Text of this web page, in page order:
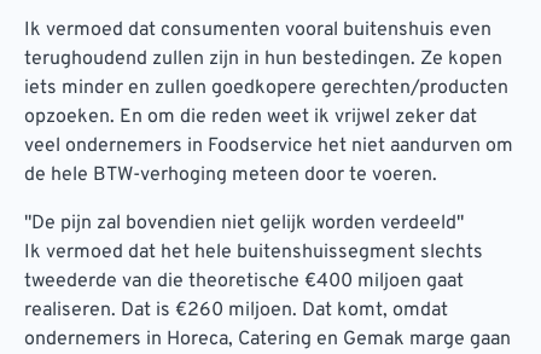
Ik vermoed dat consumenten vooral buitenshuis even
terughoudend zullen zijn in hun bestedingen. Ze kopen
iets minder en zullen goedkopere gerechten/producten
opzoeken. En om die reden weet ik vrijwel zeker dat
veel ondernemers in Foodservice het niet aandurven om
de hele BTW-verhoging meteen door te voeren.
''De pijn zal bovendien niet gelijk worden verdeeld''
Ik vermoed dat het hele buitenshuissegment slechts
tweederde van die theoretische €400 miljoen gaat
realiseren. Dat is €260 miljoen. Dat komt, omdat
ondernemers in Horeca, Catering en Gemak marge gaan